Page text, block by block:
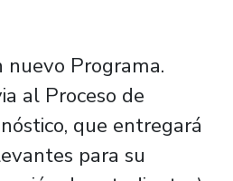
nuevo Programa.
al Proceso de
que entregará
para su